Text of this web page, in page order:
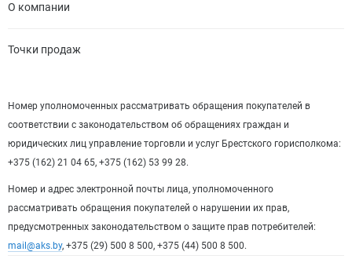
О компании
Точки продаж
Номер уполномоченных рассматривать обращения покупателей в
соответствии с законодательством об обращениях граждан и
юридических лиц управление торговли и услуг Брестского горисполкома:
+375 (162) 21 04 65, +375 (162) 53 99 28.
Номер и адрес электронной почты лица, уполномоченного
рассматривать обращения покупателей о нарушении их прав,
предусмотренных законодательством о защите прав потребителей:
mail@aks.by, +375 (29) 500 8 500, +375 (44) 500 8 500.